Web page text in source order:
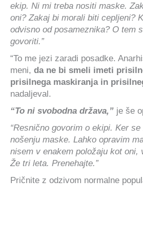
ekip. Ni mi treba nositi maske.
oni? Zakaj bi morali biti cepljeni?
odvisno od posameznika? O tem
govoriti.”
“To me jezi zaradi posadke.
meni, da ne bi smeli imeti
prisilnega maskiranja in
nadaljeval.
“To ni svobodna država,” je še
“Resnično govorim o ekipi. Ker
nošenju maske. Lahko opravim
nisem v enakem položaju kot oni,
Že tri leta. Prenehajte.”
Pričnite z odzivom normalne